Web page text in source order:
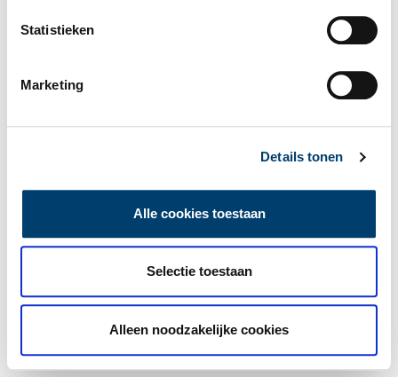
Statistieken
Marketing
Details tonen
Alle cookies toestaan
Selectie toestaan
Alleen noodzakelijke cookies